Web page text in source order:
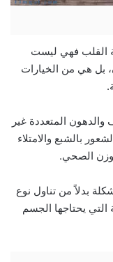
القلب فهي ليست
بل هي من الخيارات
والدهون المتعددة غير
بالشبع والامتلاء
الصحي.
بدلاً من تناول نوع
يحتاجها الجسم